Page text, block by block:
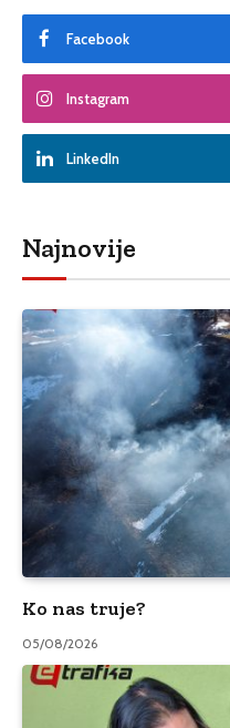
Facebook
Instagram
LinkedIn
Najnovije
Ko nas truje?
05/08/2026